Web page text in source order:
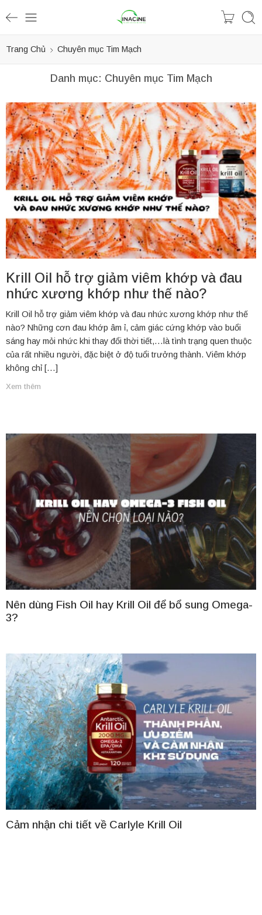
Trang Chủ Chuyên mục Tim Mạch
Danh mục: Chuyên mục Tim Mạch
Krill Oil hỗ trợ giảm viêm khớp và đau
nhức xương khớp như thế nào?
Krill Oil hỗ trợ giảm viêm khớp và đau nhức xương khớp như thế
nào? Những cơn đau khớp âm ỉ, cảm giác cứng khớp vào buổi
sáng hay mỏi nhức khi thay đổi thời tiết,…là tình trạng quen thuộc
của rất nhiều người, đặc biệt ở độ tuổi trưởng thành. Viêm khớp
không chỉ […]
Xem thêm
Nên dùng Fish Oil hay Krill Oil để bổ sung Omega-
3?
Cảm nhận chi tiết về Carlyle Krill Oil